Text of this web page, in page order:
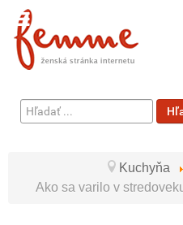
Hľadať
...
Kuchyňa
Ako sa varilo v